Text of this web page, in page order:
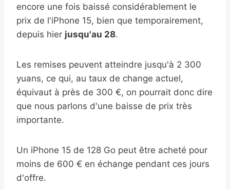
encore une fois baissé considérablement le
prix de l'iPhone 15, bien que temporairement,
depuis hier jusqu'au 28.
Les remises peuvent atteindre jusqu'à 2 300
yuans, ce qui, au taux de change actuel,
équivaut à près de 300 €, on pourrait donc dire
que nous parlons d'une baisse de prix très
importante.
Un iPhone 15 de 128 Go peut être acheté pour
moins de 600 € en échange pendant ces jours
d'offre.